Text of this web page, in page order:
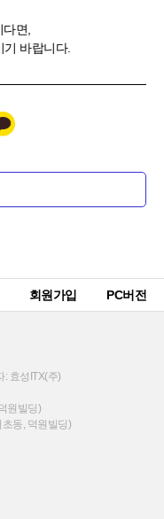
면,
바랍니다.
회원가입 PC버전
효성ITX(주)
원빌딩)
동, 덕원빌딩)